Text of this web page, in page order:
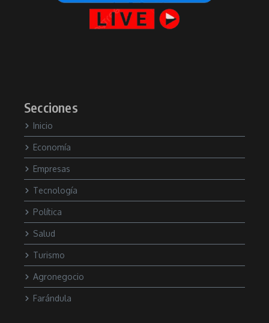
Secciones
Inicio
Economía
Empresas
Tecnología
Política
Salud
Turismo
Agronegocio
Farándula